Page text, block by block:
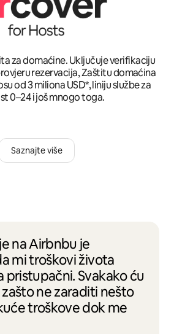
za domaćine. Uključuje verifikaciju
rezervacija, Zaštitu domaćina
od 3 miliona USD*, liniju službe za
0–24 i još mnogo toga.
Saznajte više
na Airbnbu je
mi troškovi života
pristupačni. Svakako ću
ne zaraditi nešto
troškove dok me